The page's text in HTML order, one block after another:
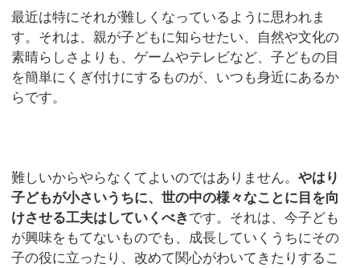
最近は特にそれが難しくなっているように思われま
す。それは、親が子どもに知らせたい、自然や文化の
素晴らしさよりも、ゲームやテレビなど、子どもの目
を簡単にくぎ付けにするものが、いつも身近にあるか
らです。
難しいからやらなくてよいのではありません。やはり
子どもが小さいうちに、世の中の様々なことに目を向
けさせる工夫はしていくべき です。それは、今子ども
が興味をもてないものでも、成長していくうちにその
子の役に立ったり、改めて関心がわいてきたりするこ